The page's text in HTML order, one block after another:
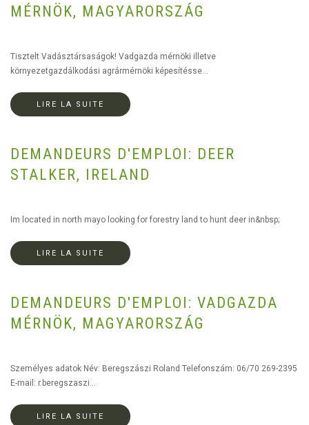
MÉRNÖK, MAGYARORSZÁG
Tisztelt Vadásztársaságok! Vadgazda mérnöki illetve
környezetgazdálkodási agrármérnöki képesítésse...
LIRE LA SUITE
DEMANDEURS D'EMPLOI: DEER
STALKER, IRELAND
Im located in north mayo looking for forestry land to hunt deer in&nbsp;
LIRE LA SUITE
DEMANDEURS D'EMPLOI: VADGAZDA
MÉRNÖK, MAGYARORSZÁG
Személyes adatok Név: Beregszászi Roland Telefonszám: 06/70 269-2395
E-mail: r.beregszaszi...
LIRE LA SUITE